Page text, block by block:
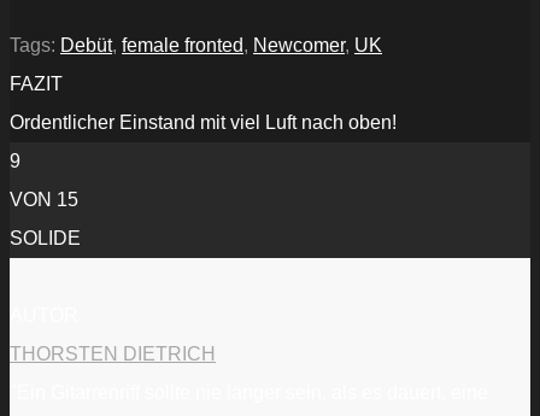
Video)“
von
YouTube
Tags: Debüt, female fronted, Newcomer, UK
FAZIT
Ordentlicher Einstand mit viel Luft nach oben!
9
VON 15
SOLIDE
THORSTEN DIETRICH